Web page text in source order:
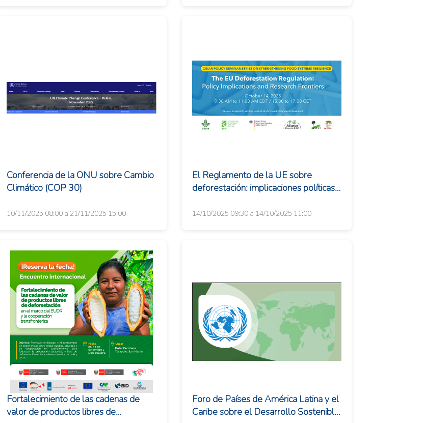
Conferencia de la ONU sobre Cambio
Climático (COP 30)
10/11/2025 08:00 a 21/11/2025 15:00
El Reglamento de la UE sobre
deforestación: implicaciones políticas y
14/10/2025 09:30 a 14/10/2025 11:00
Fortalecimiento de las cadenas de
valor de productos libres de
Foro de Países de América Latina y el
Caribe sobre el Desarrollo Sostenible: